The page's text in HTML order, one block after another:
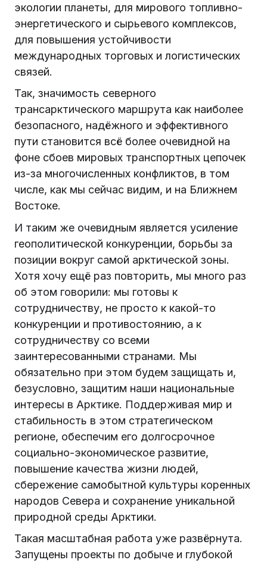
экологии планеты, для мирового топливно-
энергетического и сырьевого комплексов,
для повышения устойчивости
международных торговых и логистических
связей.
Так, значимость северного
трансарктического маршрута как наиболее
безопасного, надёжного и эффективного
пути становится всё более очевидной на
фоне сбоев мировых транспортных цепочек
из-за многочисленных конфликтов, в том
числе, как мы сейчас видим, и на Ближнем
Востоке.
И таким же очевидным является усиление
геополитической конкуренции, борьбы за
позиции вокруг самой арктической зоны.
Хотя хочу ещё раз повторить, мы много раз
об этом говорили: мы готовы к
сотрудничеству, не просто к какой-то
конкуренции и противостоянию, а к
сотрудничеству со всеми
заинтересованными странами. Мы
обязательно при этом будем защищать и,
безусловно, защитим наши национальные
интересы в Арктике. Поддерживая мир и
стабильность в этом стратегическом
регионе, обеспечим его долгосрочное
социально-экономическое развитие,
повышение качества жизни людей,
сбережение самобытной культуры коренных
народов Севера и сохранение уникальной
природной среды Арктики.
Такая масштабная работа уже развёрнута.
Запущены проекты по добыче и глубокой